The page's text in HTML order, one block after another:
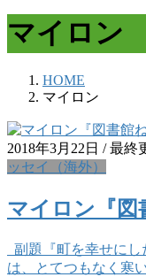
ッ
移
マイロン
HOME
マイロン
2018年3月22日 / 最終
ッセイ（海外）
マイロン『図
副題『町を幸せにし
は、とてつもなく寒